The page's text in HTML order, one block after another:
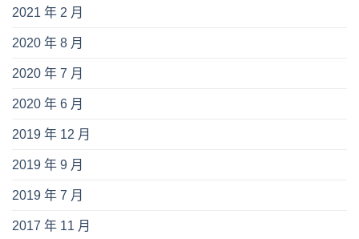
2021 年 2 月
2020 年 8 月
2020 年 7 月
2020 年 6 月
2019 年 12 月
2019 年 9 月
2019 年 7 月
2017 年 11 月